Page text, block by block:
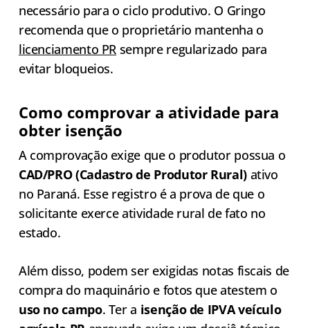
necessário para o ciclo produtivo. O Gringo
recomenda que o proprietário mantenha o
licenciamento PR sempre regularizado para
evitar bloqueios.
Como comprovar a atividade para
obter isenção
A comprovação exige que o produtor possua o
CAD/PRO (Cadastro de Produtor Rural)ativo
no Paraná. Esse registro é a prova de que o
solicitante exerce atividade rural de fato no
estado.
Além disso, podem ser exigidas notas fiscais de
compra do maquinário e fotos que atestem o
uso no campo. Ter a isenção de IPVA veículo